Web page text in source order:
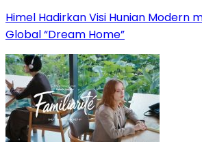
Himel Hadirkan Visi Hunian Modern
Global “Dream Home”